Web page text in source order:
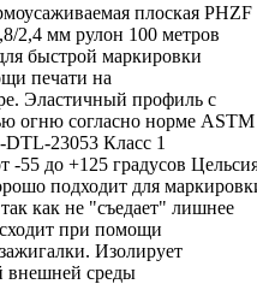
плоская PHZF
2,4 мм рулон 100 метров
быстрой маркировки
печати на
Эластичный профиль с
огню согласно норме ASTM
DTL-23053 Класс 1
-55 до +125 градусов
подходит для
как не "съедает" лишнее
при помощи
Изолирует
внешней среды